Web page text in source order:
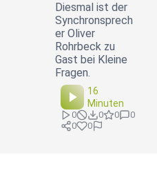
Diesmal ist der
Synchronsprech
er Oliver
Rohrbeck zu
Gast bei Kleine
Fragen.
16
Minuten
0 0 0
0
0
0